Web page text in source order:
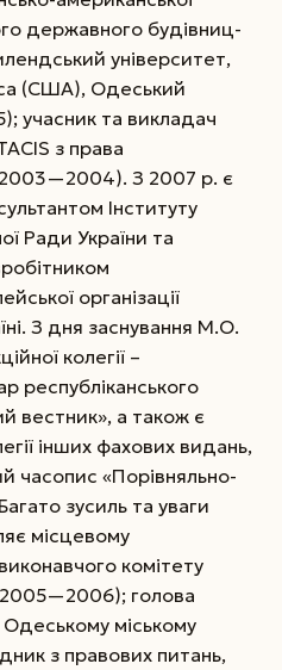
державного будівниц­
університет,
(США), Одеський
учасник та викладач
з права
З 2007 р. є
Інституту
Ради України та
організації
З дня заснування М.О.
колегії –
респуб­ліканського
вест­ник», а також є
інших фахових видань,
часопис «Порівняльно-
зусиль та уваги
місцевому
комітету
голова
Одеському міському
з правових питань,